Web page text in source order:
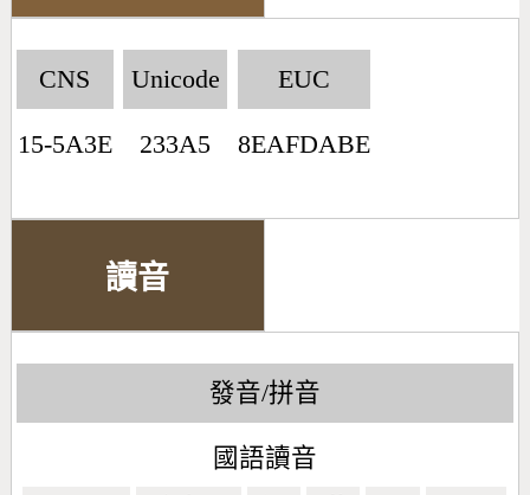
CNS
15-5A3E
Unicode
233A5
EUC
8EAFDABE
讀音
發音/拼音
國語讀音